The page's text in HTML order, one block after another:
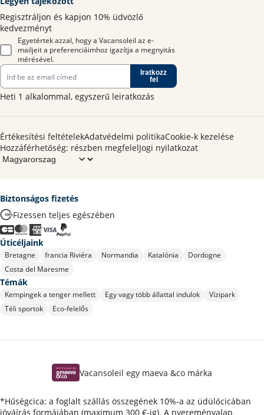
Regisztráljon és kapjon 10% üdvözlő
kedvezményt
Egyetértek azzal, hogy a Vacansoleil az e-
mailjeit a preferenciáimhoz igazítja a megnyitás
mérésével.
Iratkozz
fel
Heti 1 alkalommal, egyszerű leiratkozás
Értékesítési feltételekAdatvédelmi politikaCookie-k kezelése
Hozzáférhetőség: részben megfelelJogi nyilatkozat
Témák
Kempingek a tenger mellett Egy vagy több állattal indulok
Vízipark
Téli sportok
Eco-felelős
Úticéljaink
Bretagne francia Riviéra Normandia Katalónia
Dordogne
Costa del Maresme
Biztonságos fizetés
Fizessen teljes egészében
Vacansoleil egy maeva &co márka
*Hűségcica: a foglalt szállás összegének 10%-a az üdülőcicában
jóváírás formájában (maximum 300 €-ig). A nyereményalap